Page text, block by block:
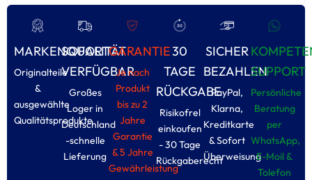
MARKENQUALITÄT
Originalteile
&
ausgewählte
Qualitätsprodukte
SOFORT
VERFÜGBAR
Großes
Loger in
Deutschland
-schnelle
Lieferung
GARANTIE
Je nach
Produkt
bis zu 2
Jahre
Garantie
& 5 Jahre
Gewährleistung
30
TAGE
RÜCKGABE
Risikofrel
einkoufen
- 30 Tage
Rückgaberecht
SICHER
BEZAHLEN
PayPal,
Klarna,
Kreditkarte
& Sofort
Überweisung
SUPPORT
Persönliche
Beratung
per
WhatsApp,
E-Moil &
Tolefon